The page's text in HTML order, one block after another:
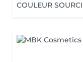
COULEUR